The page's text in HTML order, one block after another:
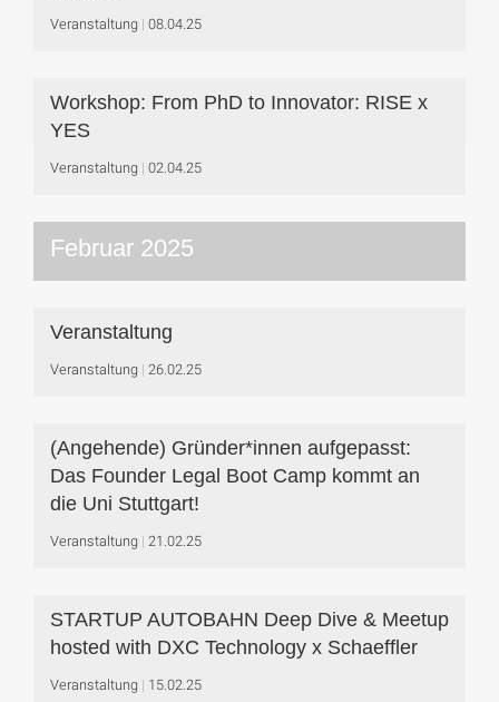
Veranstaltung 08.04.25
Workshop: From PhD to Innovator: RISE x
YES
Veranstaltung 02.04.25
Februar 2025
Veranstaltung
Veranstaltung 26.02.25
(Angehende) Gründer*innen aufgepasst:
Das Founder Legal Boot Camp kommt an
die Uni Stuttgart!
Veranstaltung 21.02.25
STARTUP AUTOBAHN Deep Dive & Meetup
hosted with DXC Technology x Schaeffler
Veranstaltung 15.02.25